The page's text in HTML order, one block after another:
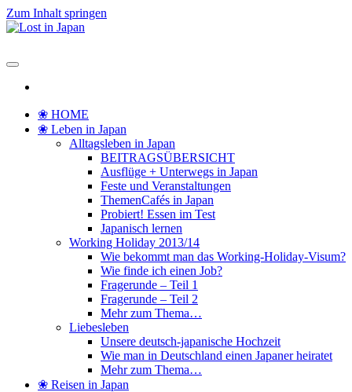
Zum Inhalt springen
❀ HOME
❀ Leben in Japan
Alltagsleben in Japan
BEITRAGSÜBERSICHT
Ausflüge + Unterwegs in Japan
Feste und Veranstaltungen
ThemenCafés in Japan
Probiert! Essen im Test
Japanisch lernen
Working Holiday 2013/14
Wie bekommt man das Working-Holiday-Visum?
Wie finde ich einen Job?
Fragerunde – Teil 1
Fragerunde – Teil 2
Mehr zum Thema…
Liebesleben
Unsere deutsch-japanische Hochzeit
Wie man in Deutschland einen Japaner heiratet
Mehr zum Thema…
❀ Reisen in Japan